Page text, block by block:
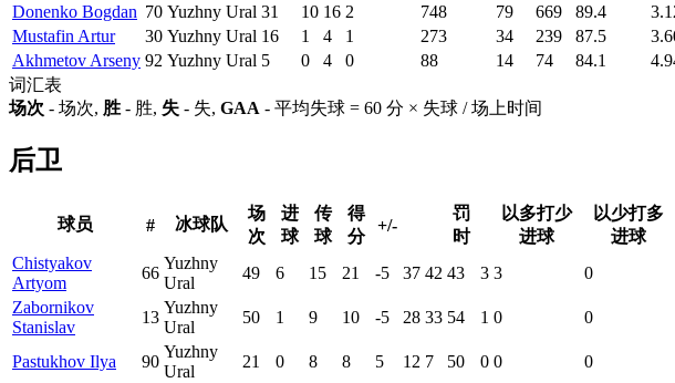
Donenko Bogdan 70 Yuzhny Ural 31 10 16 2 748 79 669 89.4
Mustafin Artur
30 Yuzhny Ural 16 1 4 1 273 34 239 87.5
Akhmetov Arseny 92 Yuzhny Ural 5 0 4 0 88 14 74 84.1
词汇表
场次 - 场次, 胜 - 胜, 失 - 失, GAA - 平均失球 = 60 分 × 失球 / 场上时间
后卫
球员 # 冰球队
场
次
进
球
传
球
得
分
+/-
罚
时
以多打少
进球
以少打多
进球
Chistyakov
Artyom
66
Yuzhny
Ural
49 6 15 21 -5 37 42 43 3 3 0
Zabornikov
Stanislav
13
Yuzhny
Ural
50 1 9 10 -5 28 33 54 1 0 0
Pastukhov Ilya 90
Yuzhny
Ural
21 0 8 8 5 12 7 50 0 0 0